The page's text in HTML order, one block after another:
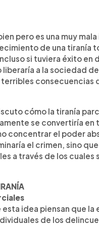
pero es una muy mala
de una tiranía
si tuviera éxito en
liberaría a la sociedad
consecuencias
cómo la tiranía
se convertiría en
concentrar el poder
el crimen, sino
a través de los cuales
idea piensan que la
de los